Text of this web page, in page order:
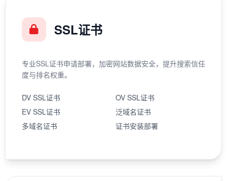
SSL证书
专业SSL证书申请部署，加密网站数据安全，提升搜索信任
度与排名权重。
DV SSL证书
OV SSL证书
EV SSL证书
泛域名证书
多域名证书
证书安装部署